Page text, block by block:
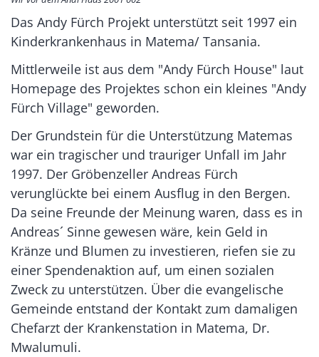
Das Andy Fürch Projekt unterstützt seit 1997 ein
Kinderkrankenhaus in Matema/ Tansania.
Mittlerweile ist aus dem "Andy Fürch House" laut
Homepage des Projektes schon ein kleines "Andy
Fürch Village" geworden.
Der Grundstein für die Unterstützung Matemas
war ein tragischer und trauriger Unfall im Jahr
1997. Der Gröbenzeller Andreas Fürch
verunglückte bei einem Ausflug in den Bergen.
Da seine Freunde der Meinung waren, dass es in
Andreas´ Sinne gewesen wäre, kein Geld in
Kränze und Blumen zu investieren, riefen sie zu
einer Spendenaktion auf, um einen sozialen
Zweck zu unterstützen. Über die evangelische
Gemeinde entstand der Kontakt zum damaligen
Chefarzt der Krankenstation in Matema, Dr.
Mwalumuli.